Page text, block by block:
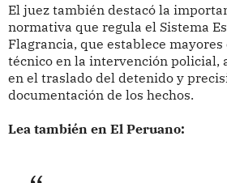
El juez también destacó la
normativa que regula el Sistema
Flagrancia, que establece
técnico en la intervención policial,
en el traslado del detenido y
documentación de los hechos.
Lea también en El Peruano: